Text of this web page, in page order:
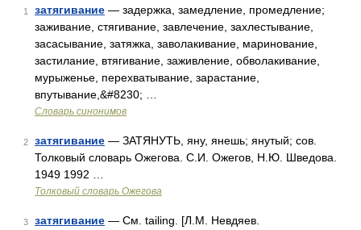
1 затягивание — задержка, замедление, промедление;
заживание, стягивание, завлечение, захлестывание,
засасывание, затяжка, заволакивание, маринование,
застилание, втягивание, заживление, обволакивание,
мурыженье, перехватывание, зарастание,
впутывание,&#8230; …
Словарь синонимов
2 затягивание — ЗАТЯНУТЬ, яну, янешь; янутый; сов.
Толковый словарь Ожегова. С.И. Ожегов, Н.Ю. Шведова.
1949 1992 …
Толковый словарь Ожегова
3 затягивание — См. tailing. [Л.М. Невдяев.